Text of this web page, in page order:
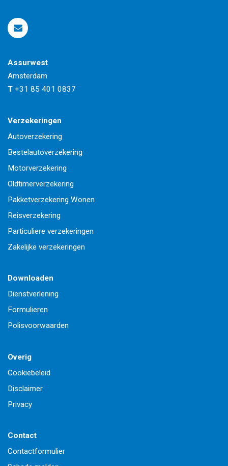
Assurwest
Amsterdam
T +31 85 401 0837
Verzekeringen
Autoverzekering
Bestelautoverzekering
Motorverzekering
Oldtimerverzekering
Pakketverzekering Wonen
Reisverzekering
Particuliere verzekeringen
Zakelijke verzekeringen
Downloaden
Dienstverlening
Formulieren
Polisvoorwaarden
Overig
Cookiebeleid
Disclaimer
Privacy
Contact
Contactformulier